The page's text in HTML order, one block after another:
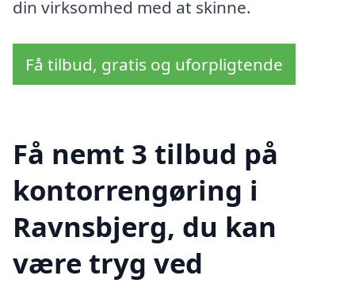
din virksomhed med at skinne.
Få tilbud, gratis og uforpligtende
Få nemt 3 tilbud på
kontorrengøring i
Ravnsbjerg, du kan
være tryg ved